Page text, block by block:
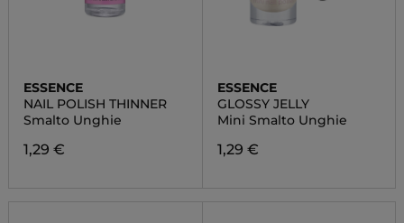
ESSENCE
NAIL POLISH THINNER
Smalto Unghie
1,29 €
ESSENCE
GLOSSY JELLY
Mini Smalto Unghie
1,29 €